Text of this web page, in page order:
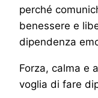
perché
benessere e
dipendenza
Forza, calma e
voglia di fare